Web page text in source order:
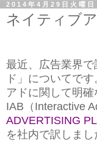
2014年4月29日火曜日
ネイティブ
最近、広告業界
ド」についてで
アドに関して明確
IAB（Interactive
ADVERTISING
を社内で訳しまし